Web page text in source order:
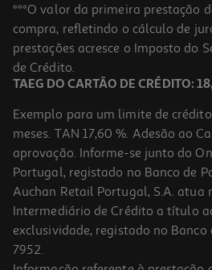
***O valor da primeira prestação
compra, refletindo o cálculo de
prestações acresce o Imposto do
de Crédito.
TAEG DO CARTÃO DE CRÉDITO:
Exemplo para um limite de
meses. TAN 17,60 %. Adesão ao
aprovação. Informe-se junto do
Portugal, registado no Banco de
Auchan Retail Portugal, S.A. atua
Intermediário de Crédito a título
exclusividade, registado no
7952.